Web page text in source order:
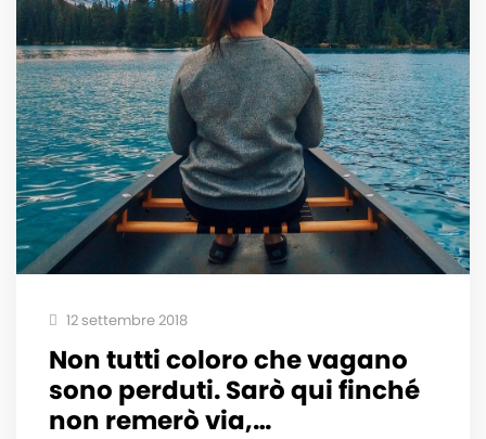
12 settembre 2018
Non tutti coloro che vagano
sono perduti. Sarò qui finché
non remerò via,…